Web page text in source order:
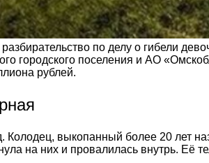
по делу о гибели
городского поселения и АО
рублей.
Колодец, выкопанный более 20 лет
на них и провалилась внутрь. Её